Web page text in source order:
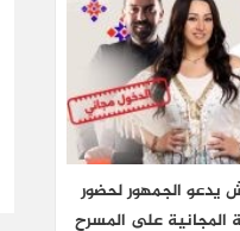
يدعو الجمهور لحضور
المجانية على المسرح